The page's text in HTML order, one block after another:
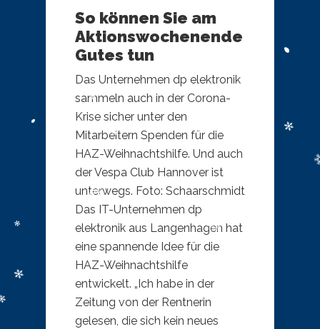
So können Sie am
Aktionswochenende
Gutes tun
Das Unternehmen dp elektronik
sammeln auch in der Corona-
Krise sicher unter den
Mitarbeitern Spenden für die
HAZ-Weihnachtshilfe. Und auch
der Vespa Club Hannover ist
unterwegs. Foto: Schaarschmidt
​Das IT-Unternehmen dp
elektronik aus Langenhagen hat
eine spannende Idee für die
HAZ-Weihnachtshilfe
entwickelt. „Ich habe in der
Zeitung von der Rentnerin
gelesen, die sich kein neues